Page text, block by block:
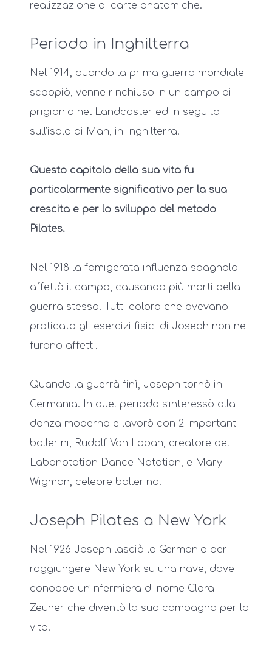
realizzazione di carte anatomiche.
Periodo in Inghilterra
Nel 1914, quando la prima guerra mondiale
scoppiò, venne rinchiuso in un campo di
prigionia nel Landcaster ed in seguito
sull’isola di Man, in Inghilterra.
Questo capitolo della sua vita fu
particolarmente significativo per la sua
crescita e per lo sviluppo del metodo
Pilates.
Nel 1918 la famigerata influenza spagnola
affettò il campo, causando più morti della
guerra stessa. Tutti coloro che avevano
praticato gli esercizi fisici di Joseph non ne
furono affetti.
Quando la guerrà finì, Joseph tornò in
Germania. In quel periodo s’interessò alla
danza moderna e lavorò con 2 importanti
ballerini, Rudolf Von Laban, creatore del
Labanotation Dance Notation, e Mary
Wigman, celebre ballerina.
Joseph Pilates a New York
Nel 1926 Joseph lasciò la Germania per
raggiungere New York su una nave, dove
conobbe un’infermiera di nome Clara
Zeuner che diventò la sua compagna per la
vita.